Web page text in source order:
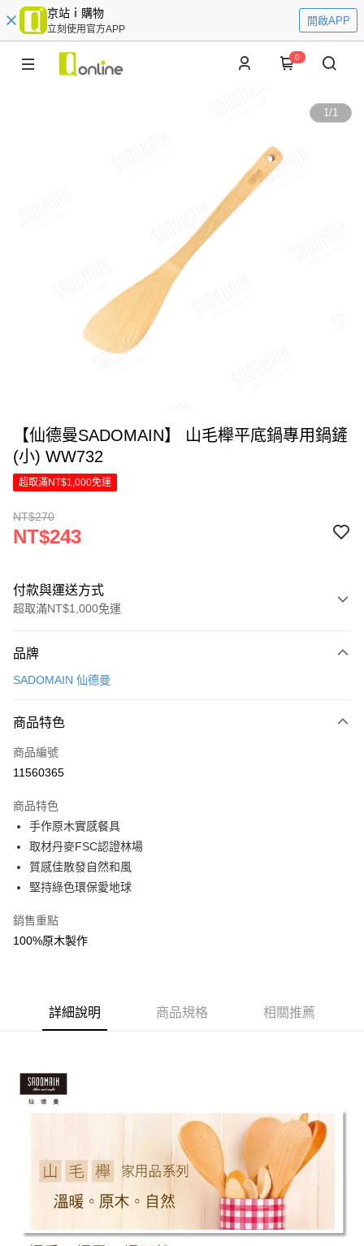
京站ｉ購物
立刻使用官方APP
開啟APP
0
1/1
【仙德曼SADOMAIN】 山毛櫸平底鍋專用鍋鏟
(小) WW732
超取滿NT$1,000免運
NT$270
NT$243
付款與運送方式
超取滿NT$1,000免運
信用卡一次付款
Apple Pay
街口支付
Google Pay
全盈+PAY
大哥付你分期
相關說明
1.本服務由台灣大哥大提供，台灣大哥大用戶可立即使用無須另外申請。
2.付款方式選擇「大哥付你分期」，訂單成立後會自動跳轉到大哥付的交易
消。如遇「轉專審核」未通過狀況，表示未達大哥付你分期系統評分，恕無
法說明評估內容。
醒簡訊。
2.透過簡訊連結打開帳單後，可選擇「超商條碼／台灣大直營門市／銀行轉
帳／街口支付／iPASS MONEY」等通路繳費。
1.本服務係由「台灣大哥大股份有限公司」（以下簡稱本公司）所提供，讓
用戶於交易時，得透過本服務購買商品或服務，並由商店將買賣／分期付款
買賣價金債權讓與本公司後，依約使用本公司帳單繳交帳款。
2.基於同意付款使用「大哥付你分期」之契約關係目的，商店將以您的個人
資料（包含姓名、電話或地址）提供予台灣大哥大進項蒐集、處理及利用，
由本公司與您本人進行分期帳單所需資料之確認、核對及更正。
3.完整用戶服務條款，請詳閱以下連結：https://oppay.tw/userRule
AFTEE先享後付
相關說明
１．簡單：不需註冊會員、不需綁卡、不需儲值。
２．便利：只要手機號碼，簡訊認證，即可結帳。
１．於結帳方式選擇「AFTEE先享後付」後，將跳轉至「AFTEE先享後付」
結帳頁面，進行簡訊認證並確認金額後，即可完成結帳。
２．訂單成立數日內，您將收到繳費通知簡訊。
３．收到繳費通知簡訊後14天內，點擊此簡訊中的連結，可透過四大超商／
ATM／網路銀行／等多元方式進行付款，方視為交易完成。
※ 請注意：結帳手續完成當下不需立刻繳費，但若您需要取消訂單，請聯絡
購買商品的店家。未經商家同意取消之訂單仍視為有效，需透過AFTEE先享
後付繳納相關費用。
※ 交易是否成功請以「AFTEE先享後付 」之結帳頁面顯示為準，若有關於
是否繳費成功／繳費後需取消欲退款等相關疑問，請聯繫「AFTEE先享後付
https://netprotections.freshdesk.com/support/home
運送方式
付款後7-11取貨
每筆NT$70，滿NT$1,000(含以上)免運費
每筆NT$100，滿NT$1,200(含以上)免運費
京站台北店客服中心(1F星巴克旁) 即日起不提供京站紙袋，取件時
免運費
品牌
SADOMAIN 仙德曼
商品特色
商品編號
11560365
商品特色
手作原木實感餐具
取材丹麥FSC認證林場
質感佳散發自然和風
堅持綠色環保愛地球
銷售重點
100%原木製作
詳細說明 商品規格 相關推薦